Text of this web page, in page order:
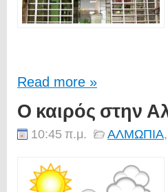
Read more »
Ο καιρός στην
10:45 π.μ. ΑΛΜΩΠΙΑ,